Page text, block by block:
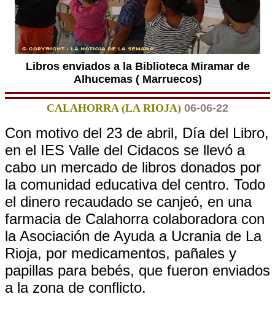
Libros enviados a la Biblioteca Miramar de
Alhucemas ( Marruecos)
CALAHORRA (LA RIOJA) 06-06-22
Con motivo del 23 de abril, Día del Libro,
en el IES Valle del Cidacos se llevó a
cabo un mercado de libros donados por
la comunidad educativa del centro. Todo
el dinero recaudado se canjeó, en una
farmacia de Calahorra colaboradora con
la Asociación de Ayuda a Ucrania de La
Rioja, por medicamentos, pañales y
papillas para bebés, que fueron enviados
a la zona de conflicto.